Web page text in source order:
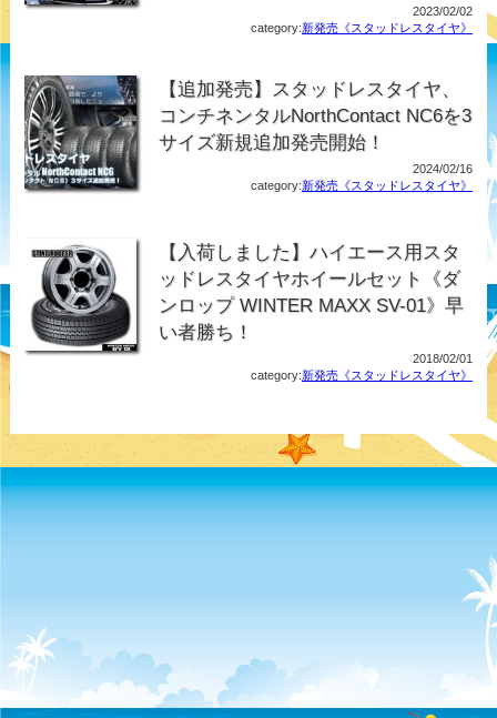
2023/02/02
category:新発売《スタッドレスタイヤ》
【追加発売】スタッドレスタイヤ、
コンチネンタルNorthContact NC6を3
サイズ新規追加発売開始！
2024/02/16
category:新発売《スタッドレスタイヤ》
【入荷しました】ハイエース用スタ
ッドレスタイヤホイールセット《ダ
ンロップ WINTER MAXX SV-01》早
い者勝ち！
2018/02/01
category:新発売《スタッドレスタイヤ》